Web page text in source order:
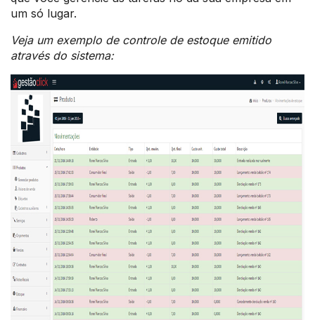
um só lugar.
Veja um exemplo de controle de estoque emitido
através do sistema: